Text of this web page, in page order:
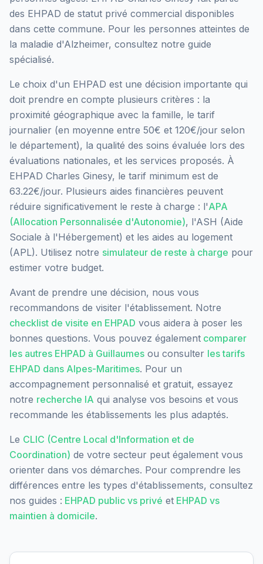
des EHPAD de statut privé commercial disponibles
dans cette commune. Pour les personnes atteintes de
la maladie d'Alzheimer, consultez notre guide
spécialisé.
Le choix d'un EHPAD est une décision importante qui
doit prendre en compte plusieurs critères : la
proximité géographique avec la famille, le tarif
journalier (en moyenne entre 50€ et 120€/jour selon
le département), la qualité des soins évaluée lors des
évaluations nationales, et les services proposés. À
EHPAD Charles Ginesy, le tarif minimum est de
63.22€/jour. Plusieurs aides financières peuvent
réduire significativement le reste à charge : l'APA
(Allocation Personnalisée d'Autonomie), l'ASH (Aide
Sociale à l'Hébergement) et les aides au logement
(APL). Utilisez notre simulateur de reste à charge pour
estimer votre budget.
Avant de prendre une décision, nous vous
recommandons de visiter l'établissement. Notre
checklist de visite en EHPAD vous aidera à poser les
bonnes questions. Vous pouvez également comparer
les autres EHPAD à Guillaumes ou consulter les tarifs
EHPAD dans Alpes-Maritimes. Pour un
accompagnement personnalisé et gratuit, essayez
notre recherche IA qui analyse vos besoins et vous
recommande les établissements les plus adaptés.
Le CLIC (Centre Local d'Information et de
Coordination) de votre secteur peut également vous
orienter dans vos démarches. Pour comprendre les
différences entre les types d'établissements, consultez
nos guides : EHPAD public vs privé et EHPAD vs
maintien à domicile.